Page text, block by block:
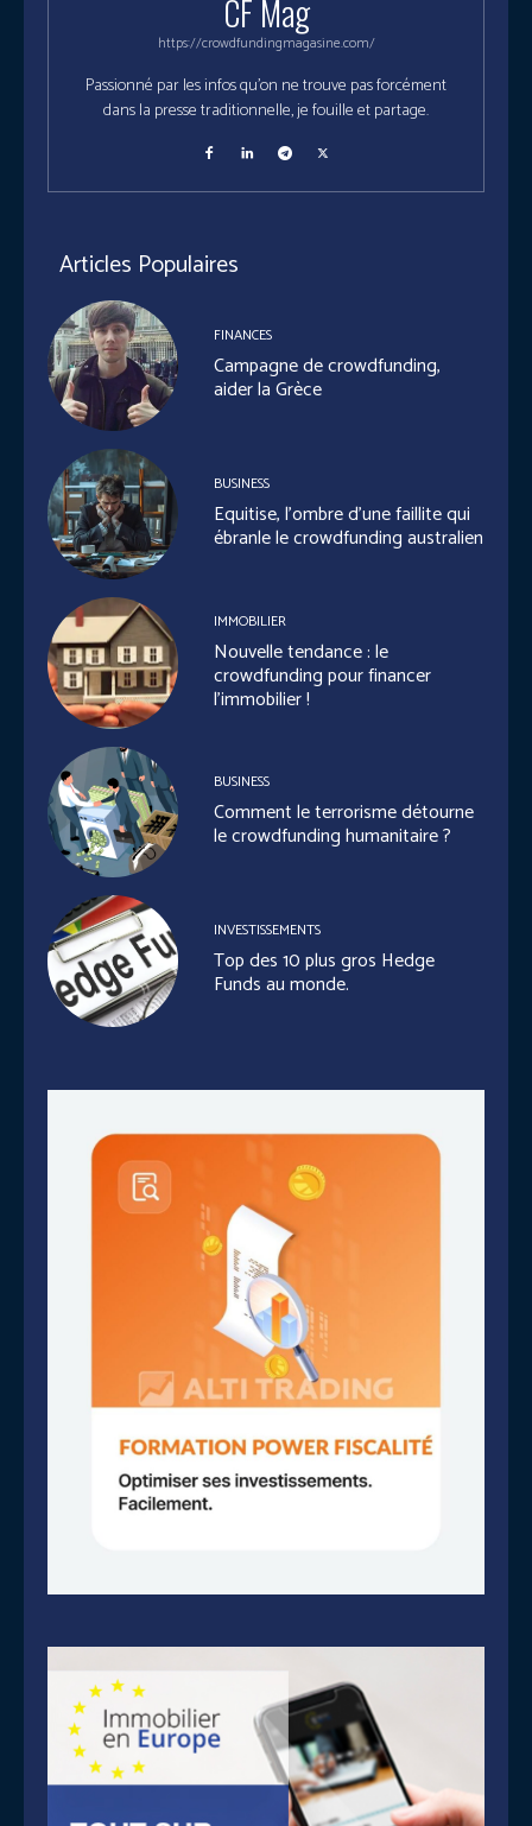
CF Mag
https://crowdfundingmagasine.com/
Passionné par les infos qu'on ne trouve pas forcément
dans la presse traditionnelle, je fouille et partage.
Articles Populaires
FINANCES
Campagne de crowdfunding,
aider la Grèce
BUSINESS
Equitise, l’ombre d’une faillite qui
ébranle le crowdfunding australien
IMMOBILIER
Nouvelle tendance : le
crowdfunding pour financer
l’immobilier !
BUSINESS
Comment le terrorisme détourne
le crowdfunding humanitaire ?
INVESTISSEMENTS
Top des 10 plus gros Hedge
Funds au monde.